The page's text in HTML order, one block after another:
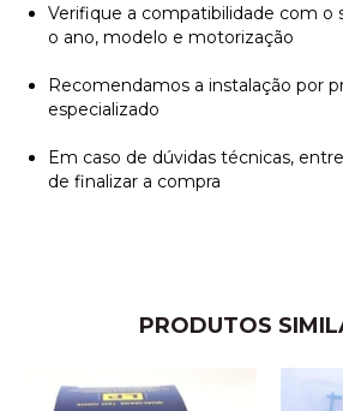
Verifique a compatibilidade com o
o ano, modelo e motorização
Recomendamos a instalação por
especializado
Em caso de dúvidas técnicas,
de finalizar a compra
PRODUTOS